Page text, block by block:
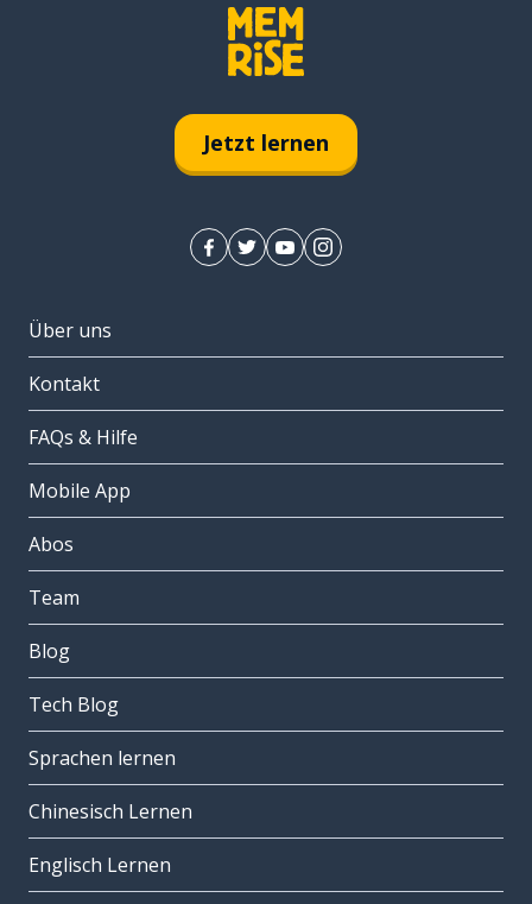
Jetzt lernen
Über uns
Kontakt
FAQs & Hilfe
Mobile App
Abos
Team
Blog
Tech Blog
Sprachen lernen
Chinesisch Lernen
Englisch Lernen